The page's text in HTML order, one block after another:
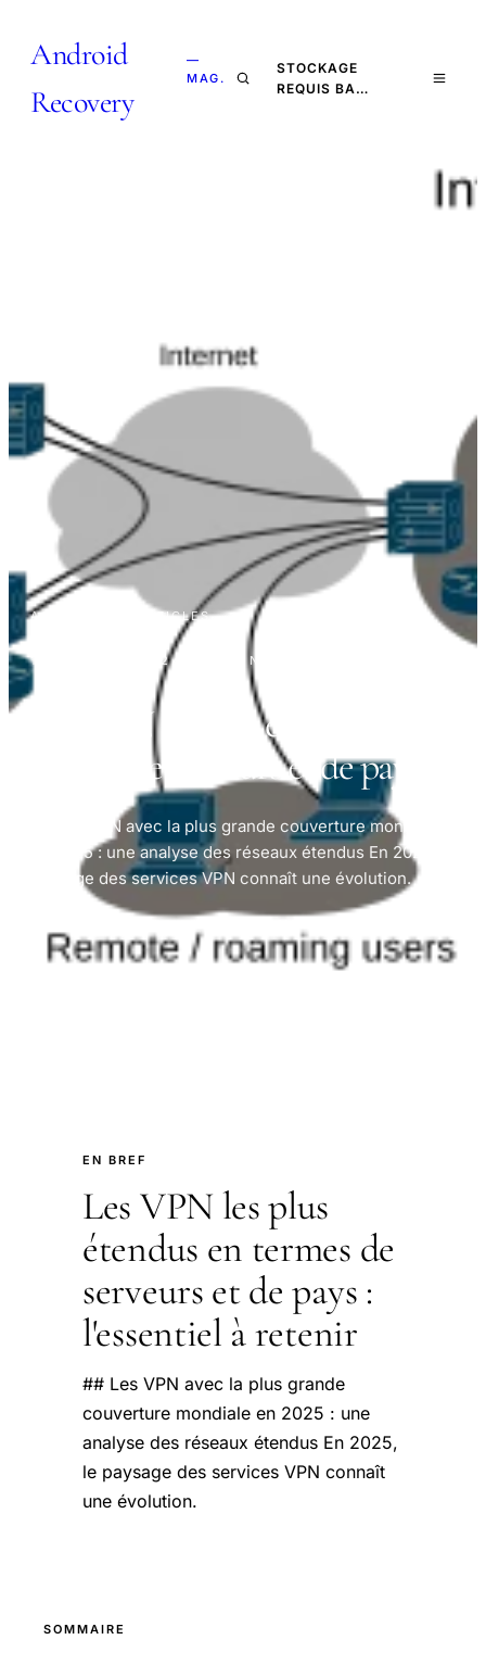
Android
Recovery
—
MAG.
STOCKAGE
REQUIS BA…
ACCUEIL ARTICLES
1 JANVIER 2024 · 5 MIN DE LECTURE
Les VPN les plus étendus en
termes de serveurs et de pays
## Les VPN avec la plus grande couverture mondiale
en 2025 : une analyse des réseaux étendus En 2025, le
paysage des services VPN connaît une évolution.
EN BREF
Les VPN les plus
étendus en termes de
serveurs et de pays :
l'essentiel à retenir
## Les VPN avec la plus grande
couverture mondiale en 2025 : une
analyse des réseaux étendus En 2025,
le paysage des services VPN connaît
une évolution.
SOMMAIRE